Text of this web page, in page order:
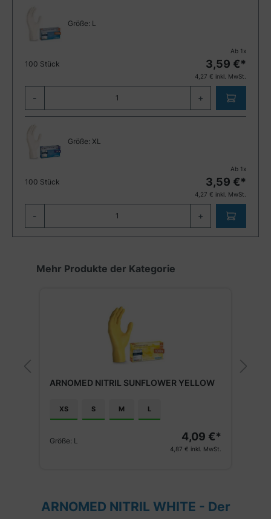
Größe: L
100 Stück
Ab 1 x
3,59 €*
4,27 € inkl. MwSt.
- +
Größe: XL
100 Stück
Ab 1 x
3,59 €*
4,27 € inkl. MwSt.
- +
Produktgalerie überspringen
Mehr Produkte der Kategorie
ARNOMED NITRIL SUNFLOWER YELLOW
XS S M L
Größe: L 4,09 €*
4,87 € inkl. MwSt.
ARNOMED NITRIL WHITE - Der